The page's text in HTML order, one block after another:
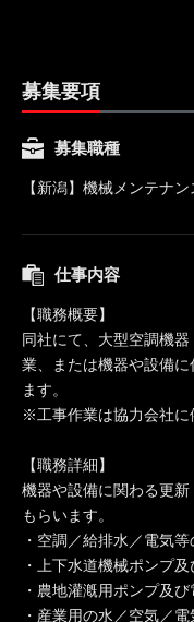
募集要項
募集職種
【新潟】機械メンテナン
仕事内容
【職務概要】
同社にて、大型空調機
業、または機器や設備
ます。
※工事作業は協力会社に
【職務詳細】
機器や設備に関わる更
もらいます。
・空調／給排水／電気
・上下水道機械ポンプ
・農地灌漑用ポンプ及
・産業用の水／空気／